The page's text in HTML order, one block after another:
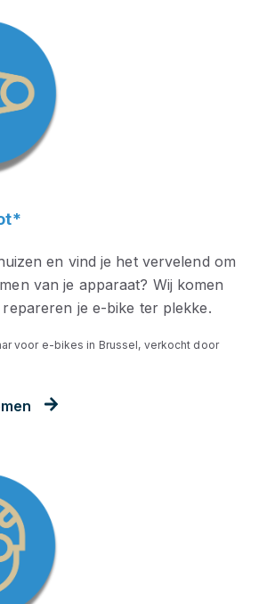
en vind je het vervelend om
van je apparaat? Wij komen
je e-bike ter plekke.
voor e-bikes in Brussel, verkocht door